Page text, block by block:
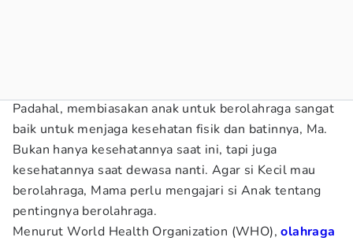
Padahal, membiasakan anak untuk berolahraga sangat
baik untuk menjaga kesehatan fisik dan batinnya, Ma.
Bukan hanya kesehatannya saat ini, tapi juga
kesehatannya saat dewasa nanti. Agar si Kecil mau
berolahraga, Mama perlu mengajari si Anak tentang
pentingnya berolahraga.
Menurut World Health Organization (WHO),olahraga